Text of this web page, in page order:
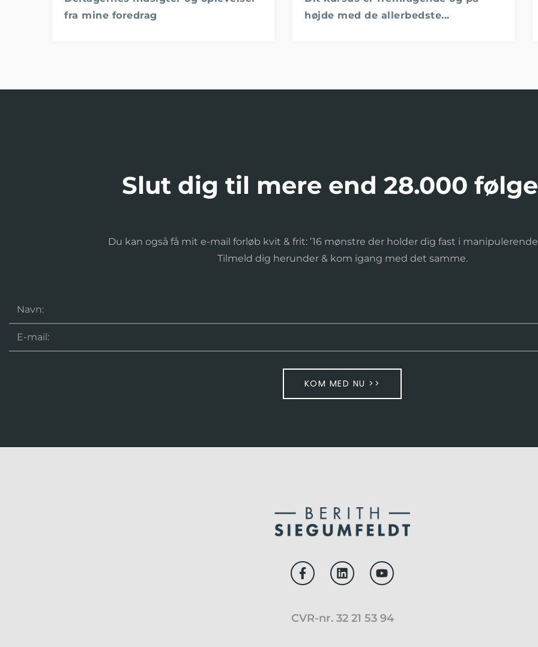
fra mine foredrag
højde med de allerbedste...
Slut dig til mere end 28.000
Du kan også få mit e-mail forløb kvit & frit: ’16 mønstre der holder dig fast i manipulerende
Tilmeld dig herunder & kom igang med det samme.
KOM MED NU >>
CVR-nr. 32 21 53 94